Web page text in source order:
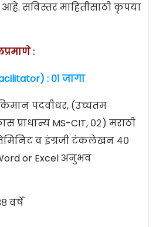
आहे. सविस्तर माहितीसाठी कृपया
:
: ०१ जागा
पदवीधर, (उच्चतम
प्राधान्य MS-CIT, ०२) मराठी
व इंग्रजी टंकलेखन ४०
or Excel अनुभव
वर्षे